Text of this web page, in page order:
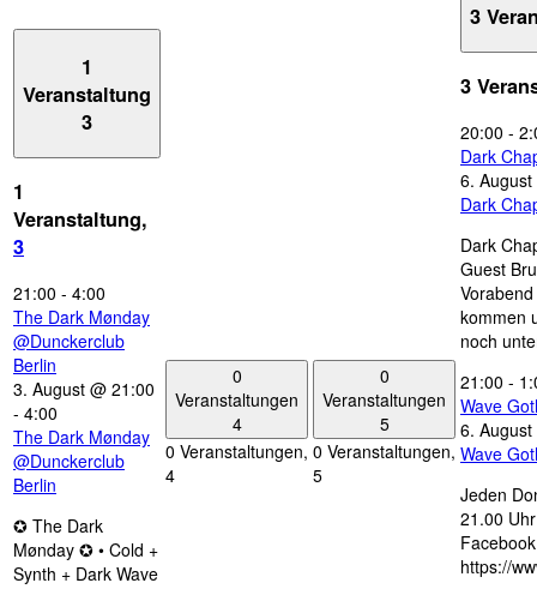
1
Veranstaltung
3
1
Veranstaltung,
3
21:00 - 4:00
The Dark Mønday
@Dunckerclub
Berlin
3. August @ 21:00
- 4:00
The Dark Mønday
@Dunckerclub
Berlin
✪ The Dark
Mønday ✪ • Cold +
Synth + Dark Wave
0
Veranstaltungen
4
0 Veranstaltungen,
4
0
Veranstaltungen
5
0 Veranstaltungen,
5
3
3
20:00 -
Dark
6.
Dark
Dark
Guest
kommen
noch
21:00 -
Wave
6.
Wave
Jeden
21.00
https://